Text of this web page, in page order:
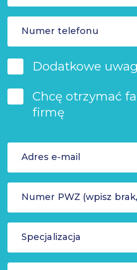
Dodatkowe
Chcę otrzymać
firmę